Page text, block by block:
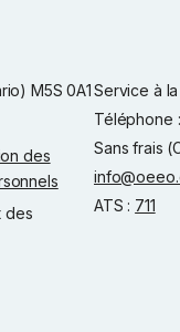
M5S 0A1
des
des
Service à
Téléphone
Sans frais
ATS : 711